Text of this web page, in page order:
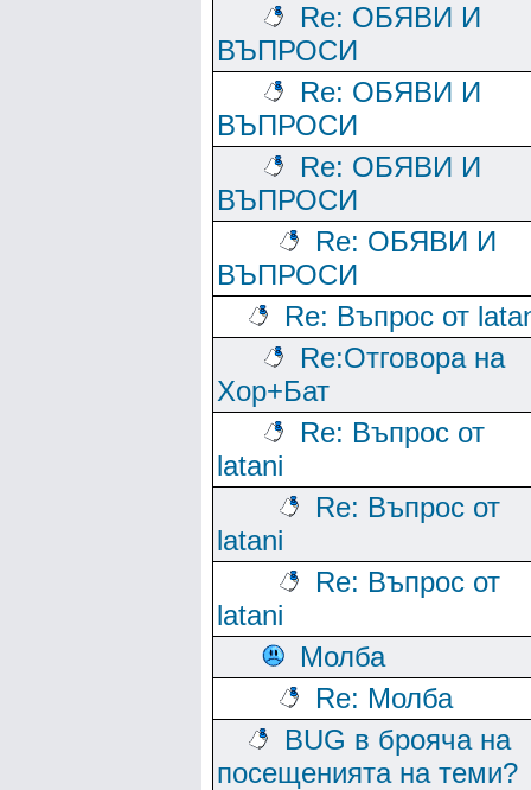
Re: ОБЯВИ И
ВЪПРОСИ
Re: ОБЯВИ И
ВЪПРОСИ
Re: ОБЯВИ И
ВЪПРОСИ
Re: ОБЯВИ И
ВЪПРОСИ
Re: Въпрос от
Re:Отговора на
Хор+Бат
Re: Въпрос от
latani
Re: Въпрос от
latani
Re: Въпрос от
latani
Молба
Re: Молба
BUG в брояча на
посещенията на теми?